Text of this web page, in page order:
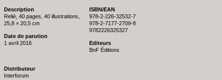
Description
Relié, 40 pages, 40 illustrations,
25,8 × 20,5 cm
Date de parution
1 avril 2016
ISBN/EAN
978-2-226-32532-7
978-2-7177-2709-8
9782226325327
Editeurs
BnF Éditions
Distributeur
Interforum